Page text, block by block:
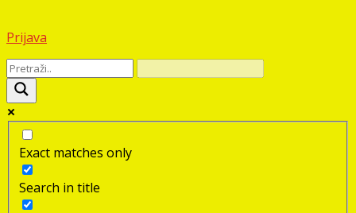
Prijava
Exact matches only
Search in title